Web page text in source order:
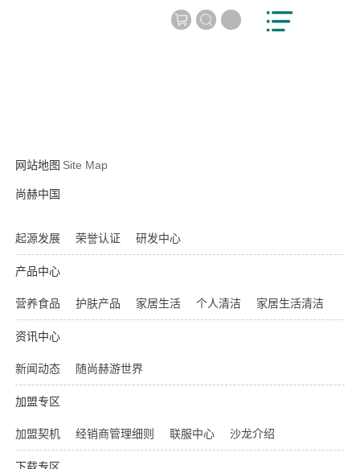
网站地图 Site Map
尚赫中国
起源发展 荣誉认证 研发中心
产品中心
营养食品 护肤产品 家居生活 个人清洁 家居生活清洁
资讯中心
新闻动态 随尚赫游世界
加盟专区
加盟契机 经销商管理细则 联服中心 沙龙介绍
下载专区